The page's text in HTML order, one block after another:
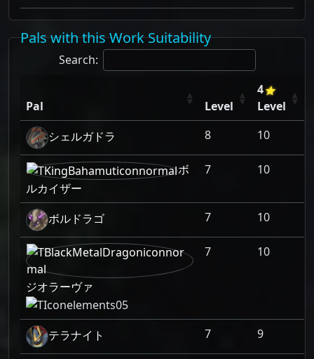
Pals with this Work Suitability
Search:
Pal Level
4
Level
シェルガドラ
8 10
ボ
ルカイザー
7 10
ボルドラゴ 7 10
ジオラーヴァ
7 10
テラナイト 7 9